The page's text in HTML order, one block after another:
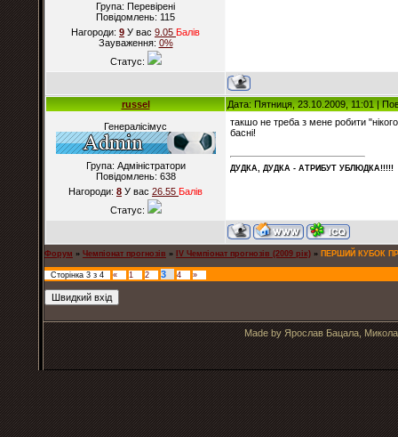
Група: Перевірені
Повідомлень: 115
Нагороди: 9 У вас 9.05 Балiв
Зауваження: 0%
Статус:
russel Дата: Пятниця, 23.10.2009, 11:01 |
Генералісімус
Група: Адміністратори
Повідомлень: 638
Нагороди: 8 У вас 26.55 Балiв
Статус:
такшо не треба з мене робити
басні!
ДУДКА, ДУДКА - АТРИБУT УБЛЮДКА!!!!!
Форум » Чемпіонат прогнозів » IV Чемпіонат прогнозів (2009 рік) » ПЕРШИЙ КУБОК
Сторінка 3 з 4 « 1 2 3 4 »
Made by Ярослав Бацала,